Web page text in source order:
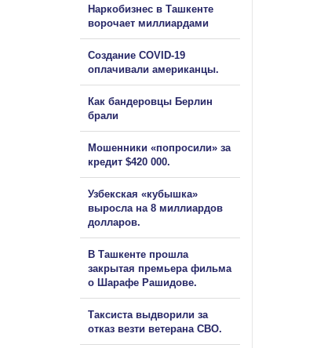
Наркобизнес в Ташкенте
ворочает миллиардами
Создание COVID-19
оплачивали американцы.
Как бандеровцы Берлин
брали
Мошенники «попросили» за
кредит $420 000.
Узбекская «кубышка»
выросла на 8 миллиардов
долларов.
В Ташкенте прошла
закрытая премьера фильма
о Шарафе Рашидове.
Таксиста выдворили за
отказ везти ветерана СВО.